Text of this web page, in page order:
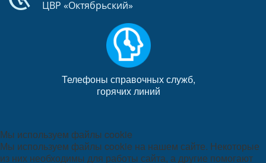
ЦВР «Октябрьский»
Телефоны справочных служб,
горячих линий
Мы используем файлы cookie
Мы используем файлы cookie на нашем сайте. Некоторые
из них необходимы для работы сайта, а другие помогают